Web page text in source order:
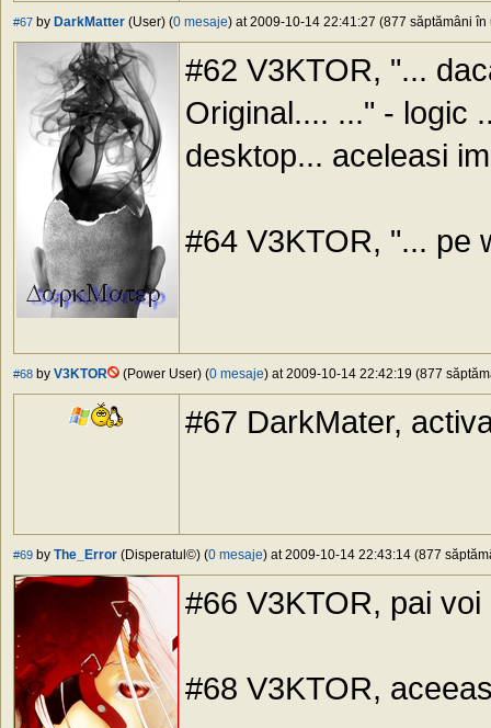
#67 by DarkMatter (User) (0 mesaje) at 2009-10-14 22:41:27 (877 săptămâni în
#62 V3KTOR, "...
Original.... ..." - logic
desktop... aceleasi
#64 V3KTOR, "... pe
#68 by V3KTOR (Power User) (0 mesaje) at 2009-10-14 22:42:19 (877
#67 DarkMater,
#69 by The_Error (Disperatul©) (0 mesaje) at 2009-10-14 22:43:14 (877
#66 V3KTOR, pai
#68 V3KTOR,